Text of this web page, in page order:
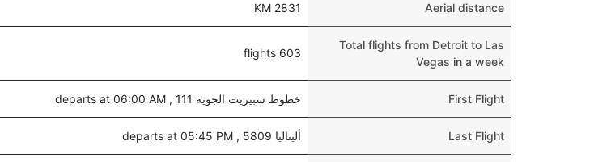
Aerial distance
2831 KM
Total flights from Detroit to Las
Vegas in a week
603 flights
First Flight خطوط سبيريت الجوية 111 , departs at 06:00 AM
Last Flight أليتاليا 5809 , departs at 05:45 PM